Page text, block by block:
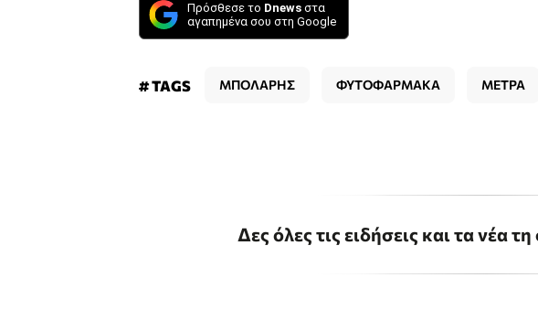
Πρόσθεσε το Dnews στα
αγαπημένα σου στη Google
# TAGS ΜΠΟΛΑΡΗΣ ΦΥΤΟΦΑΡΜΑΚΑ ΜΕΤΡΑ
Δες όλες τις ειδήσεις και τα νέα